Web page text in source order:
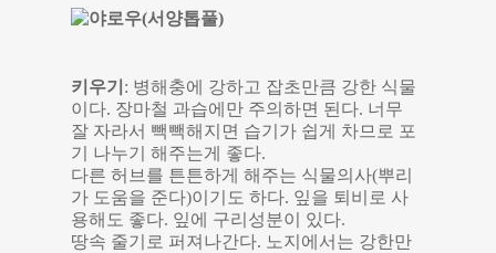
키우기 : 병해충에 강하고 잡초만큼 강한 식물
이다. 장마철 과습에만 주의하면 된다. 너무
잘 자라서 빽빽해지면 습기가 쉽게 차므로 포
기 나누기 해주는게 좋다.
다른 허브를 튼튼하게 해주는 식물의사(뿌리
가 도움을 준다)이기도 하다. 잎을 퇴비로 사
용해도 좋다. 잎에 구리성분이 있다.
땅속 줄기로 퍼져나간다. 노지에서는 강한만